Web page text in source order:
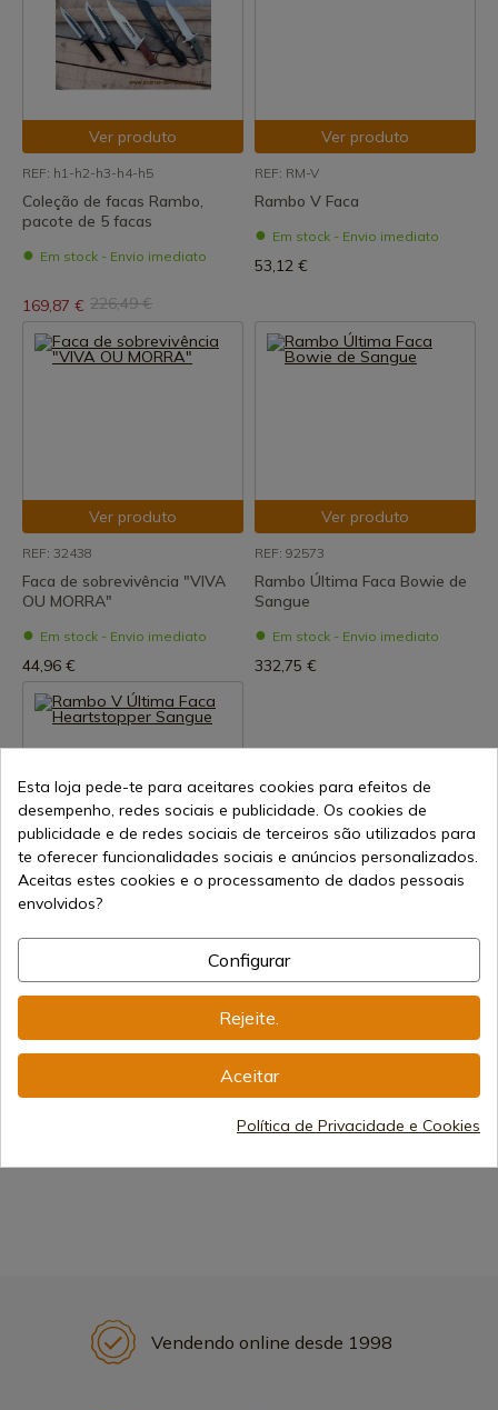
Ver produto
REF: h1-h2-h3-h4-h5
Coleção de facas Rambo,
pacote de 5 facas
Em stock - Envio imediato
169,87 € 226,49 €
Ver produto
REF: RM-V
Rambo V Faca
Em stock - Envio imediato
53,12 €
Ver produto
REF: 32438
Faca de sobrevivência "VIVA
OU MORRA"
Em stock - Envio imediato
44,96 €
Ver produto
REF: 92573
Rambo Última Faca Bowie de
Sangue
Em stock - Envio imediato
332,75 €
Ver produto
REF: 91954
Rambo V Última Faca
Envio de 7-15 dias
Vendendo online desde 1998
Esta loja pede-te para aceitares cookies para efeitos de
desempenho, redes sociais e publicidade. Os cookies de
publicidade e de redes sociais de terceiros são utilizados para
te oferecer funcionalidades sociais e anúncios personalizados.
Aceitas estes cookies e o processamento de dados pessoais
envolvidos?
Configurar
Rejeite.
Aceitar
Política de Privacidade e Cookies